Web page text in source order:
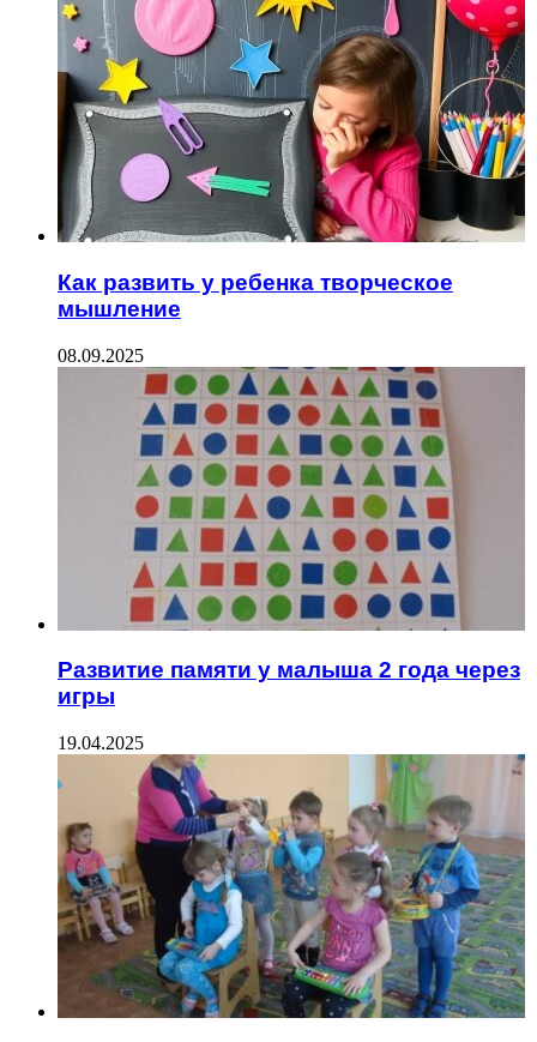
Как развить у ребенка творческое
мышление
08.09.2025
Развитие памяти у малыша 2 года через
игры
19.04.2025